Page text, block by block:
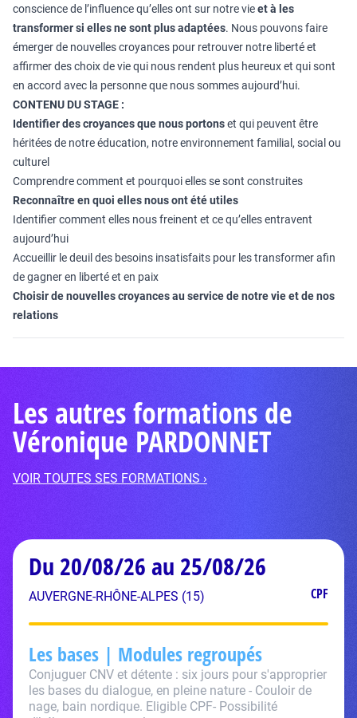
conscience de l’influence qu’elles ont sur notre vieet à les
transformer si elles ne sont plus adaptées. Nous pouvons faire
émerger de nouvelles croyances pour retrouver notre liberté et
affirmer des choix de vie qui nous rendent plus heureux et qui sont
en accord avec la personne que nous sommes aujourd’hui.
CONTENU DU STAGE :
Identifier des croyances que nous portonset qui peuvent être
héritées de notre éducation, notre environnement familial, social ou
culturel
Comprendre comment et pourquoi elles se sont construites
Reconnaître en quoi elles nous ont été utiles
Identifier comment elles nous freinent et ce qu’elles entravent
aujourd’hui
Accueillir le deuil des besoins insatisfaits pour les transformer afin
de gagner en liberté et en paix
Choisir de nouvelles croyances au service de notre vie et de nos
relations
Les autres formations de
Véronique PARDONNET
VOIR TOUTES SES FORMATIONS ›
Du 20/08/26 au 25/08/26
AUVERGNE-RHÔNE-ALPES (15) CPF
Les bases | Modules regroupés
Conjuguer CNV et détente : six jours pour s'approprier
les bases du dialogue, en pleine nature - Couloir de
nage, bain nordique. Eligible CPF- Possibilité